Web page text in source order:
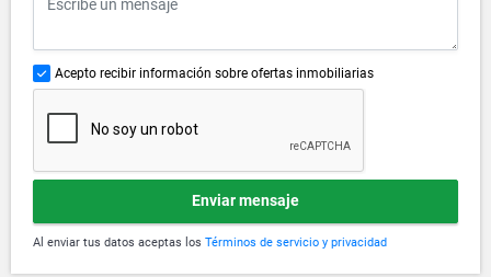
Acepto recibir información sobre ofertas inmobiliarias
Enviar mensaje
Al enviar tus datos aceptas los Términos de servicio y privacidad